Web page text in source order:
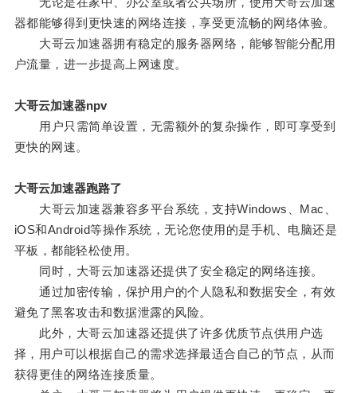
器都能够得到更快速的网络连接，享受更流畅的网络体验。
大哥云加速器拥有稳定的服务器网络，能够智能分配用
户流量，进一步提高上网速度。
大哥云加速器npv
用户只需简单设置，无需额外的复杂操作，即可享受到
更快的网速。
大哥云加速器跑路了
大哥云加速器兼容多平台系统，支持Windows、Mac、
iOS和Android等操作系统，无论您使用的是手机、电脑还是
平板，都能轻松使用。
同时，大哥云加速器还提供了安全稳定的网络连接。
通过加密传输，保护用户的个人隐私和数据安全，有效
避免了黑客攻击和数据泄露的风险。
此外，大哥云加速器还提供了许多优质节点供用户选
择，用户可以根据自己的需求选择最适合自己的节点，从而
获得更佳的网络连接质量。